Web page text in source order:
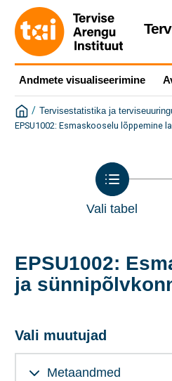
Andmete visualiseerimine
/ Tervisestatistika ja
EPSU1002: Esmaskooselu lõppemine
Vali tabel
EPSU1002:
ja
Vali muutujad
Metaandmed